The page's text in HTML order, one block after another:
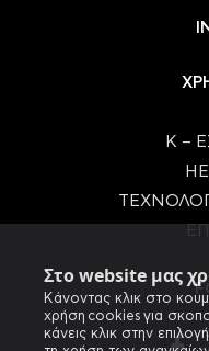
Στο website μας
Κάνοντας κλικ στο
χρήση cookies για
κάνεις κλικ στην
Κ –